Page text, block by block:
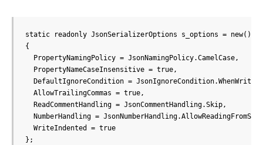
static readonly JsonSerializerOptions s_options = new()
{
  PropertyNamingPolicy = JsonNamingPolicy.CamelCase,
  PropertyNameCaseInsensitive = true,
DefaultIgnoreCondition =
  AllowTrailingCommas = true,
  ReadCommentHandling = JsonCommentHandling.Skip,
NumberHandling =
  WriteIndented = true